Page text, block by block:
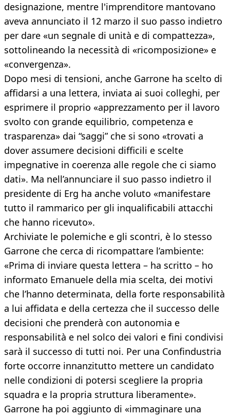
designazione, mentre l'imprenditore mantovano
aveva annunciato il 12 marzo il suo passo indietro
per dare «un segnale di unità e di compattezza»,
sottolineando la necessità di «ricomposizione» e
«convergenza».
Dopo mesi di tensioni, anche Garrone ha scelto di
affidarsi a una lettera, inviata ai suoi colleghi, per
esprimere il proprio «apprezzamento per il lavoro
svolto con grande equilibrio, competenza e
trasparenza» dai “saggi” che si sono «trovati a
dover assumere decisioni difficili e scelte
impegnative in coerenza alle regole che ci siamo
dati». Ma nell’annunciare il suo passo indietro il
presidente di Erg ha anche voluto «manifestare
tutto il rammarico per gli inqualificabili attacchi
che hanno ricevuto».
Archiviate le polemiche e gli scontri, è lo stesso
Garrone che cerca di ricompattare l’ambiente:
«Prima di inviare questa lettera – ha scritto – ho
informato Emanuele della mia scelta, dei motivi
che l’hanno determinata, della forte responsabilità
a lui affidata e della certezza che il successo delle
decisioni che prenderà con autonomia e
responsabilità e nel solco dei valori e fini condivisi
sarà il successo di tutti noi. Per una Confindustria
forte occorre innanzitutto mettere un candidato
nelle condizioni di potersi scegliere la propria
squadra e la propria struttura liberamente».
Garrone ha poi aggiunto di «immaginare una